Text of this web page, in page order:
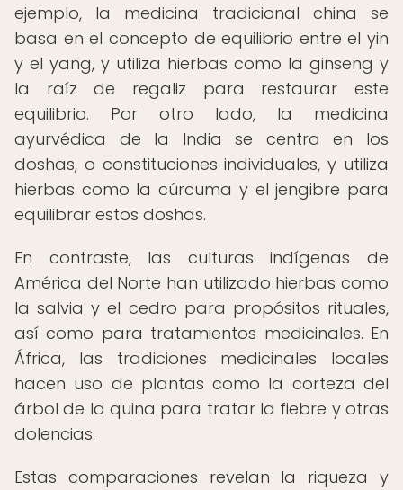
ejemplo, la medicina tradicional china se
basa en el concepto de equilibrio entre el yin
y el yang, y utiliza hierbas como la ginseng y
la raíz de regaliz para restaurar este
equilibrio. Por otro lado, la medicina
ayurvédica de la India se centra en los
doshas, o constituciones individuales, y utiliza
hierbas como la cúrcuma y el jengibre para
equilibrar estos doshas.
En contraste, las culturas indígenas de
América del Norte han utilizado hierbas como
la salvia y el cedro para propósitos rituales,
así como para tratamientos medicinales. En
África, las tradiciones medicinales locales
hacen uso de plantas como la corteza del
árbol de la quina para tratar la fiebre y otras
dolencias.
Estas comparaciones revelan la riqueza y